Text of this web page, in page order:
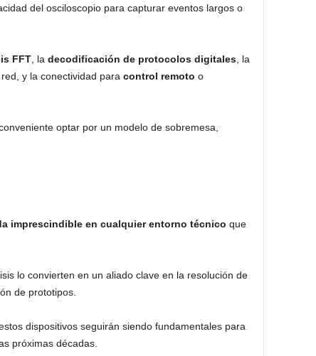
del osciloscopio para capturar eventos largos o
FFT, la decodificación de protocolos digitales, la
y la conectividad para control remoto o
optar por un modelo de sobremesa,
imprescindible en cualquier entorno técnico que
lo convierten en un aliado clave en la resolución de
de prototipos.
dispositivos seguirán siendo fundamentales para
próximas décadas.